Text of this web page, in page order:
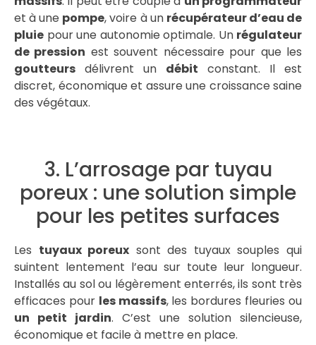
et à une pompe, voire à un récupérateur d’eau de
pluie pour une autonomie optimale. Un régulateur
de pression est souvent nécessaire pour que les
goutteurs délivrent un débit constant. Il est
discret, économique et assure une croissance saine
des végétaux.
3. L’arrosage par tuyau
poreux : une solution simple
pour les petites surfaces
Les tuyaux poreux sont des tuyaux souples qui
suintent lentement l’eau sur toute leur longueur.
Installés au sol ou légèrement enterrés, ils sont très
efficaces pour les massifs, les bordures fleuries ou
un petit jardin. C’est une solution silencieuse,
économique et facile à mettre en place.